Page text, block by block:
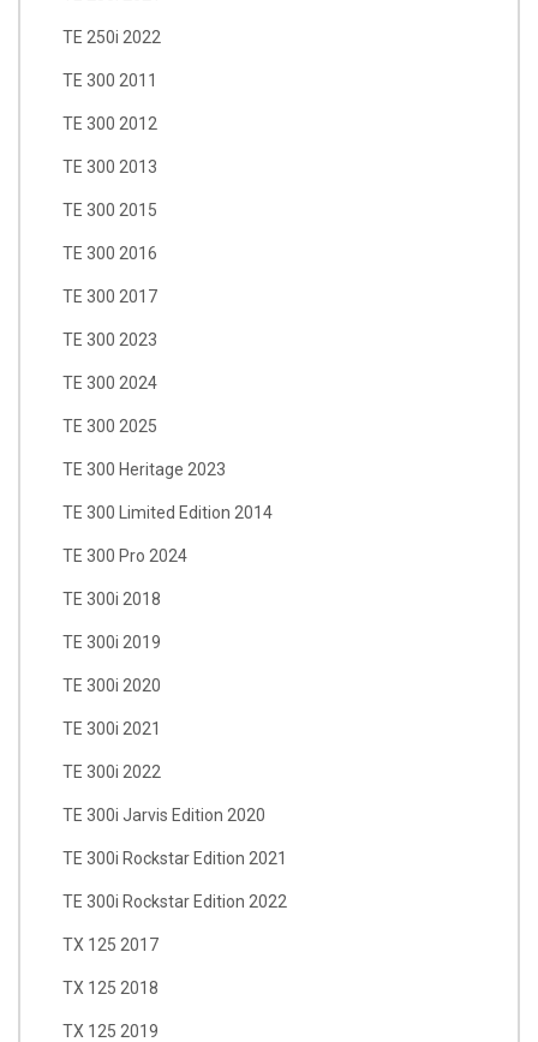
TE 250i 2022
TE 300 2011
TE 300 2012
TE 300 2013
TE 300 2015
TE 300 2016
TE 300 2017
TE 300 2023
TE 300 2024
TE 300 2025
TE 300 Heritage 2023
TE 300 Limited Edition 2014
TE 300 Pro 2024
TE 300i 2018
TE 300i 2019
TE 300i 2020
TE 300i 2021
TE 300i 2022
TE 300i Jarvis Edition 2020
TE 300i Rockstar Edition 2021
TE 300i Rockstar Edition 2022
TX 125 2017
TX 125 2018
TX 125 2019